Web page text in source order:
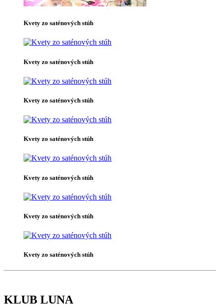
Kvety zo saténových stúh
Kvety zo saténových stúh
Kvety zo saténových stúh
Kvety zo saténových stúh
Kvety zo saténových stúh
Kvety zo saténových stúh
Kvety zo saténových stúh
KLUB LUNA